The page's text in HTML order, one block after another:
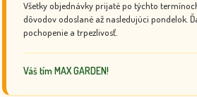
Všetky objednávky prijaté po týchto
dôvodov odoslané až nasledujúci pondelok.
pochopenie a trpezlivosť.
Váš tím MAX GARDEN!